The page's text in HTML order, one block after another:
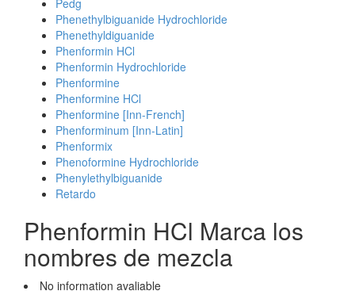
Pedg
Phenethylbiguanide Hydrochloride
Phenethyldiguanide
Phenformin HCl
Phenformin Hydrochloride
Phenformine
Phenformine HCl
Phenformine [Inn-French]
Phenforminum [Inn-Latin]
Phenformix
Phenoformine Hydrochloride
Phenylethylbiguanide
Retardo
Phenformin HCl Marca los
nombres de mezcla
No information avaliable